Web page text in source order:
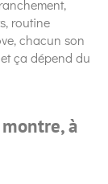
routine
chacun son
ça dépend du
à